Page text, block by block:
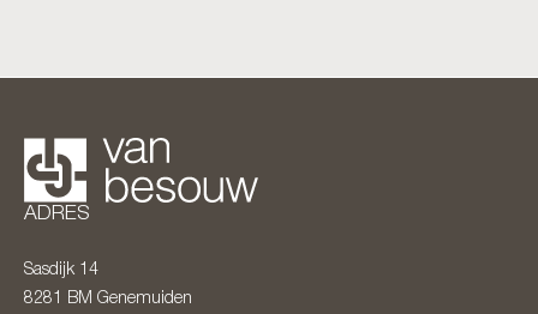
ADRES
Sasdijk 14
8281 BM Genemuiden